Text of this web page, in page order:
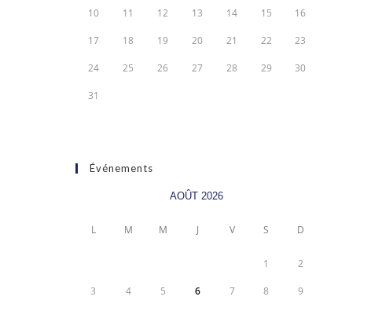
10 11 12 13 14 15 16
17 18 19 20 21 22 23
24 25 26 27 28 29 30
31
Événements
AOÛT 2026
L M M J V S D
1 2
3 4 5 6 7 8 9